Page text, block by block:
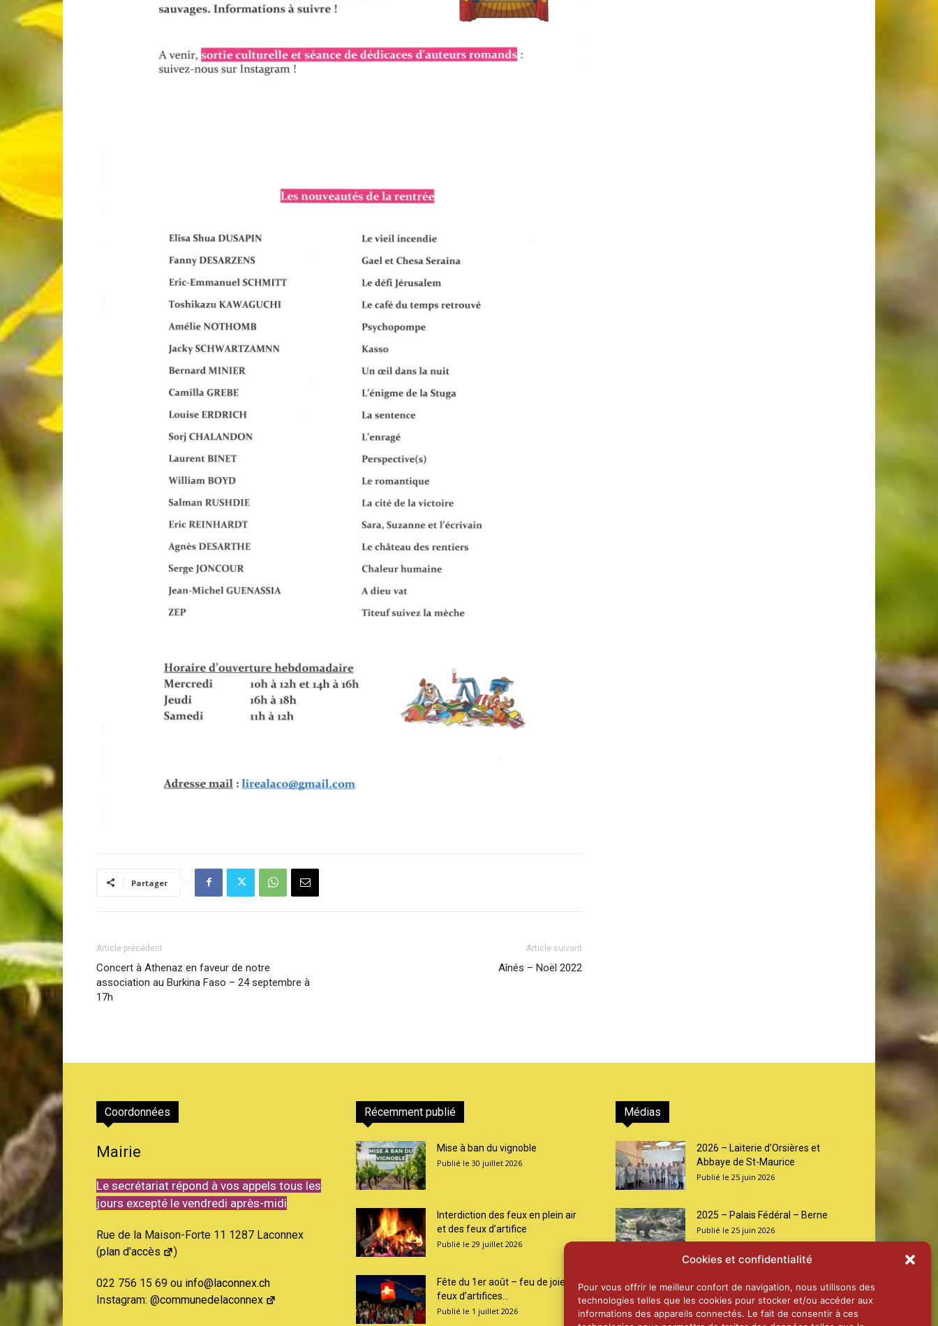
Cookies et confidentialité
Pour vous offrir le meilleur confort de navigation, nous utilisons des
technologies telles que les cookies pour stocker et/ou accéder aux
informations des appareils connectés. Le fait de consentir à ces
Partager
Article précédent
Concert à Athenaz en faveur de notre
association au Burkina Faso – 24 septembre à
17h
Article suivant
Aînés – Noël 2022
Coordonnées
Mairie
Le secrétariat répond à vos appels tous les
jours excepté le vendredi après-midi
Rue de la Maison-Forte 11 1287 Laconnex
(plan d'accès )
022 756 15 69 ou info@laconnex.ch
Instagram: @communedelaconnex
Récemment publié
Mise à ban du vignoble
30 juillet 2026
Interdiction des feux en plein air
et des feux d’artifice
29 juillet 2026
Fête du 1er août – feu de joie et
feux d’artifices...
1 juillet 2026
Médias
2026 – Laiterie d’Orsières et
Abbaye de St-Maurice
25 juin 2026
2025 – Palais Fédéral – Berne
25 juin 2026
Aînés – Noël 2024
14 janvier 2025